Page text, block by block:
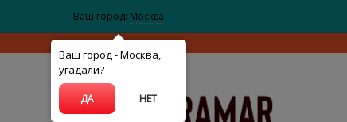
Ваш город: Москва
Ваш город - Москва,
угадали?
ДА НЕТ